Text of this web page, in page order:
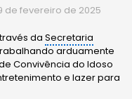
de fevereiro de 2025
daSecretaria
arduamente
Convivência do Idoso
e lazer para